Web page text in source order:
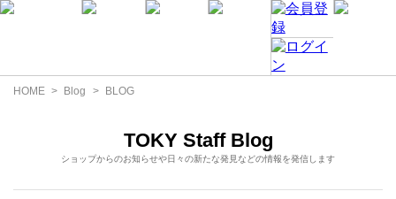
HOME Blog BLOG
TOKY Staff Blog
ショップからのお知らせや日々の新たな発見などの情報を発信します